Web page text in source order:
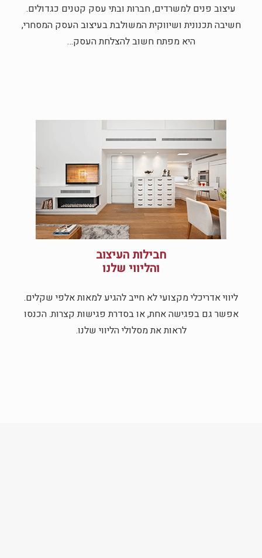
עיצוב פנים למשרדים, חברות ובתי עסק קטנים כגדולים.
חשיבה תכנונית ושיווקית המשולבת בעיצוב העסק המסחרי,
היא מפתח חשוב להצלחת העסק…
חבילות העיצוב
והליווי שלנו
ליווי אדריכלי מקצועי לא חייב להגיע למאות אלפי שקלים.
אפשר גם בפגישה אחת, או בסדרת פגישות קצרות. הכנסו
לראות את מסלולי הליווי שלנו.